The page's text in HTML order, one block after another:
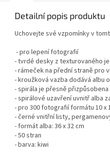
Detailní popis produktu
Uchovejte své vzpomínky v
- pro lepení fotografií
- tvrdé desky z texturovaného
- rámeček na přední straně pro
- kroužková vazba dodává albu
- spirála je přesně
- spirálové uzavření uvnitř alba
- pro 300 fotografií formátu 10 x
- černé vnitřní listy,
- formát alba: 36 x 32 cm
- 50 stran
- barva: kiwi